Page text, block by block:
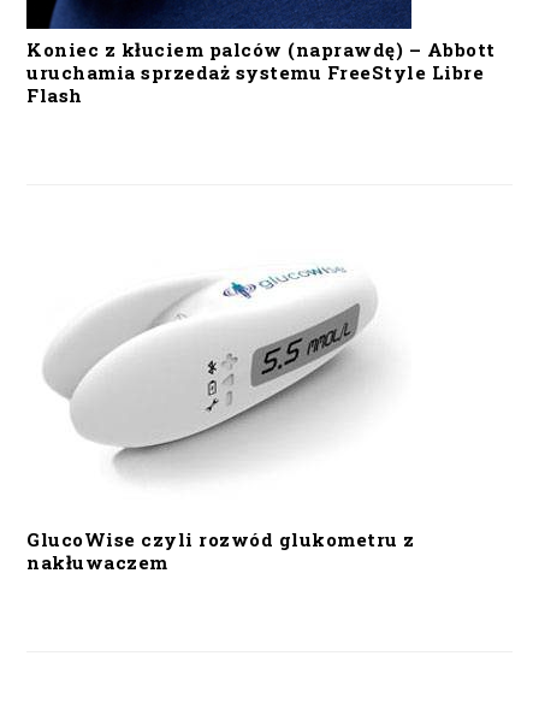
Koniec z kłuciem palców (naprawdę) – Abbott
uruchamia sprzedaż systemu FreeStyle Libre
Flash
GlucoWise czyli rozwód glukometru z
nakłuwaczem